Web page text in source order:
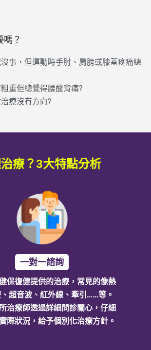
嗎？
事，但運動時手肘、肩膀或膝蓋疼痛總
重但總覺得腰酸背痛?
療沒有方向?
療？3大特點分析
一對一諮詢
保復健提供的治療，常見的像熱
超音波、紅外線、牽引……等。
治療師透過詳細問診關心，仔細
際狀況，給予個別化治療方針。